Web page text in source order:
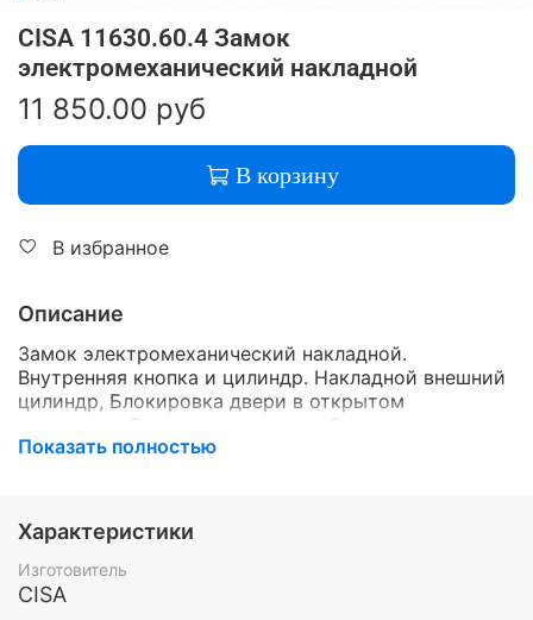
CISA 11630.60.4 Замок
электромеханический накладной
11 850.00 руб
В корзину
В избранное
Описание
Замок электромеханический накладной.
Внутренняя кнопка и цилиндр. Накладной внешний
цилиндр, Блокировка двери в открытом
лаком. С самоблокирующейся защелкой, тип 4
Показать полностью
Характеристики
Изготовитель
CISA